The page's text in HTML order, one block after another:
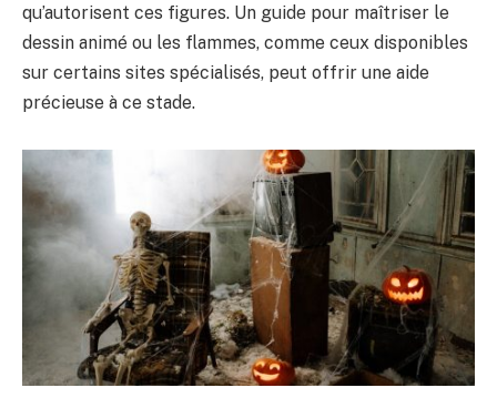
qu’autorisent ces figures. Un guide pour maîtriser le
dessin animé ou les flammes, comme ceux disponibles
sur certains sites spécialisés, peut offrir une aide
précieuse à ce stade.